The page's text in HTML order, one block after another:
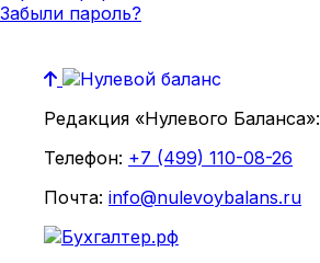
Забыли пароль?
Редакция «Нулевого Баланса»:
Телефон: +7 (499) 110-08-26
Почта: info@nulevoybalans.ru